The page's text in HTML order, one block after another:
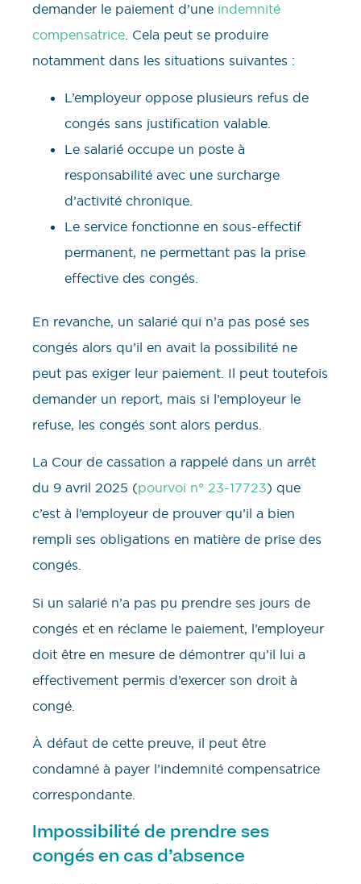
demander le paiement d’une indemnité
compensatrice . Cela peut se produire
notamment dans les situations suivantes :
L’employeur oppose plusieurs refus de
congés sans justification valable.
Le salarié occupe un poste à
responsabilité avec une surcharge
d’activité chronique.
Le service fonctionne en sous-effectif
permanent, ne permettant pas la prise
effective des congés.
En revanche, un salarié qui n’a pas posé ses
congés alors qu’il en avait la possibilité ne
peut pas exiger leur paiement. Il peut toutefois
demander un report, mais si l’employeur le
refuse, les congés sont alors perdus.
La Cour de cassation a rappelé dans un arrêt
du 9 avril 2025 (pourvoi n° 23-17723) que
c’est à l’employeur de prouver qu’il a bien
rempli ses obligations en matière de prise des
congés.
Si un salarié n’a pas pu prendre ses jours de
congés et en réclame le paiement, l’employeur
doit être en mesure de démontrer qu’il lui a
effectivement permis d’exercer son droit à
congé.
À défaut de cette preuve, il peut être
condamné à payer l’indemnité compensatrice
correspondante.
Impossibilité de prendre ses
congés en cas d’absence